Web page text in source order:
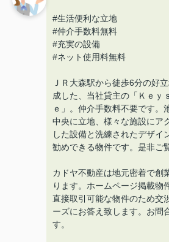
#生活便利な立地
#仲介手数料無料
#充実の設備
#ネット使用料無料
ＪＲ大森駅から徒歩6分の好
成した、当社貸主の「Ｋｅ
ｅ」。仲介手数料不要です。
中央に立地、様々な施設にア
した設備と洗練されたデザイ
勧めできる物件です。是非ご
カドヤ不動産は地元密着で創
ります。ホームページ掲載物
直接取引可能な物件のため交
ーズにお答え致します。お問
す。